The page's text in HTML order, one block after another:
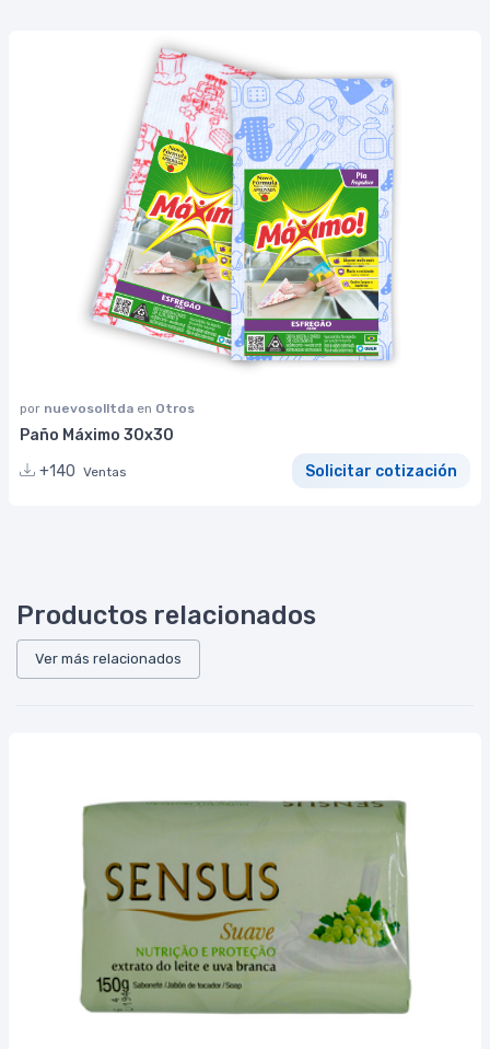
por nuevosolltda en Otros
Paño Máximo 30x30
+140 Ventas Solicitar cotización
Productos relacionados
Ver más relacionados